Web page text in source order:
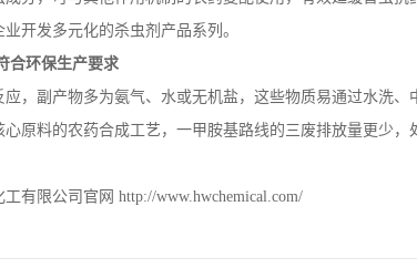
开发多元化的杀虫剂产品系列。
合环保生产要求
，副产物多为氨气、水或无机盐，这些物质易通过水洗
原料的农药合成工艺，一甲胺基路线的三废排放量更少
有限公司官网 http://www.hwchemical.com/